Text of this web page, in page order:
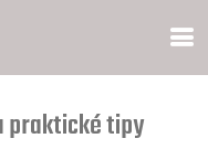
praktické tipy